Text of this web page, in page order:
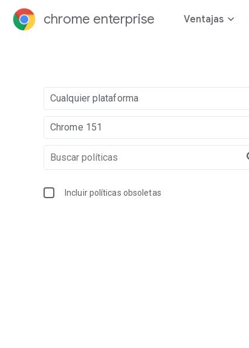
chrome enterprise Ventajas
Cualquier plataforma
Chrome 151
Incluir políticas obsoletas